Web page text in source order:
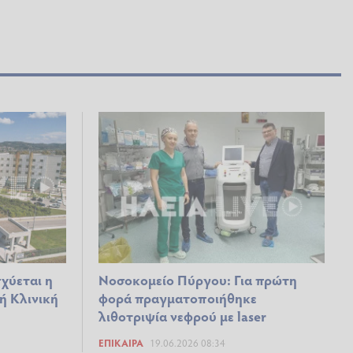
η
Κλινική
Νοσοκομείο Πύργου: Για πρώτη
φορά πραγματοποιήθηκε
λιθοτριψία νεφρού με laser
ΕΠΊΚΑΙΡΑ 19.06.2026 08:34